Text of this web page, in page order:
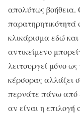
απολύτως βοήθεια.
παρατηρητικότητά
κλικάρισμα εδώ
αντικείμενο
λειτουργεί μόνο
κέρσορας αλλάζει
περνάτε πάνω από
αν είναι η